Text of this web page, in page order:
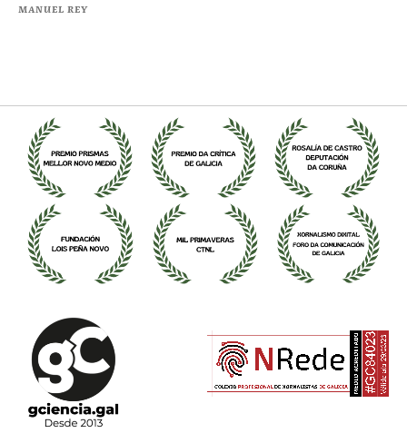
MANUEL REY